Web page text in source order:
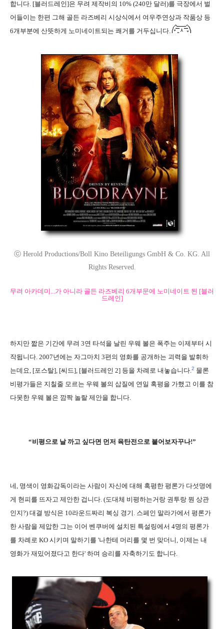
합니다. [블러드레인]은 무려 제작비의 10% (240만 달러)를 극장에서 벌
어들이는 한편 그해 골든 라즈베리 시상식에서 여우주연상과 작품상 등
6개부분에 산뜻하게 노미네이트되는 쾌거를 거두십니다.
ⓒ Herold Productions/Boll Kino Beteiligungs GmbH & Co. KG. All
Rights Reserved.
무려 아카데미...가 아니라 골든 라즈베리 6개부문에 노미네이트 된 [블러
드레인]
하지만 짧은 기간에 무려 3연 타석을 날린 우웨 볼은 폭주는 이제부터 시
작됩니다. 2007년에는 자그마치 3편의 영화를 공개하는 괴력을 발휘하
는데요, [포스탈], [씨드], [블러드레인 2] 등을 차례로 내놓습니다. 2 물론
비평가들은 지칠줄 모르는 우웨 볼의 삽질에 연일 혹평을 가했고 이를 참
다못한 우웨 볼은 깜짝 놀랄 제안을 합니다.
“비평으로 날 까고 싶다면 먼저 육탄전으로 붙어보자꾸나!”
네, 명색이 영화감독이라는 사람이 자신에 대해 혹평한 평론가 다섯명에
게 현피를 뜨자고 제안한 겁니다. (도대체 비평하는거랑 권투랑 뭔 상관
인지?) 대결 방식은 10라운드짜리 복싱 경기. 스페인 말라가에서 평론가
한 사람을 제압한 그는 이어 벤쿠버에 설치된 특설링에서 4명의 평론가
를 차례로 KO 시키며 말하기를 '나한테 머리를 몇 번 맞더니, 이제는 내
영화가 재밌어졌다고 한다' 하며 승리를 자축하기도 합니다.